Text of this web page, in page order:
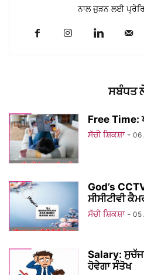
ਨਾਲ ਜੁੜਨ ਲਈ
ਸਬੰਧਤ
Free Time:
ਸੱਚੀ ਸ਼ਿਕਸ਼ਾ - 06
God’s
ਸੀਸੀਟੀਵੀ
ਸੱਚੀ ਸ਼ਿਕਸ਼ਾ - 05
Salary:
ਹੋਵੇਗਾ ਸੰਤੋਖ